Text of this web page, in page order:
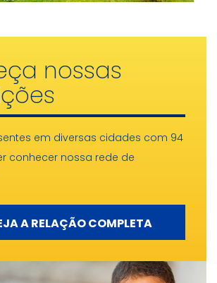
nossas
em diversas cidades com 94
conhecer nossa rede de
A RELAÇÃO COMPLETA